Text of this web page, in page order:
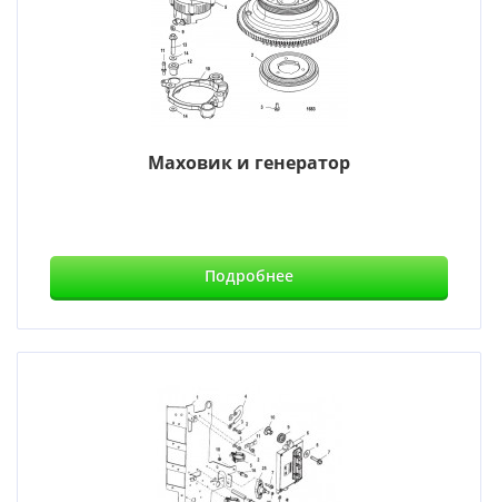
Маховик и генератор
Подробнее